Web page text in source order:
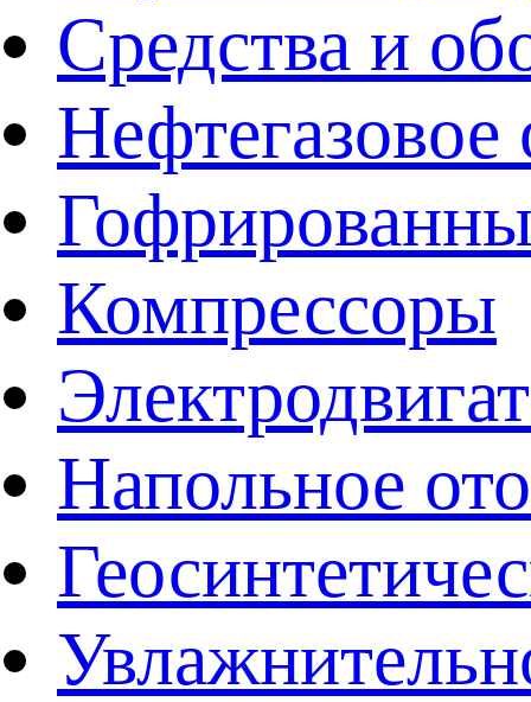
Средства и
Нефтегазовое
Компрессоры
Напольное